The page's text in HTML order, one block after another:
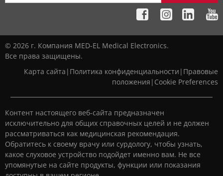
© 2026 г. Компания MED-EL Medical Electronics.
Все права защищены.
Карта сайта | Политика конфиденциальности | Правовые
положения | Cookie Preferences
Контент настоящего веб-сайта предназначен
исключительно для общих справочных целей и не должен
рассматриваться как медицинская рекомендация.
Обратитесь к своему врачу или сурдологу, чтобы узнать,
какое слуховое устройство подойдет именно вам. Не все
упомянутые на сайте продукты, функции или показания